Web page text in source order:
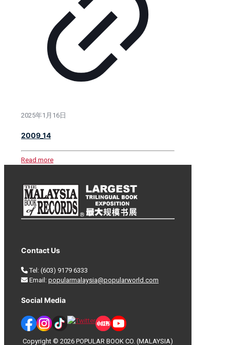
2025年1月16日
2009_14
Read more
Contact Us
Tel: (603) 9179 6333
Email: popularmalaysia@popularworld.com
Social Media
Copyright © 2026 POPULAR BOOK CO. (MALAYSIA)